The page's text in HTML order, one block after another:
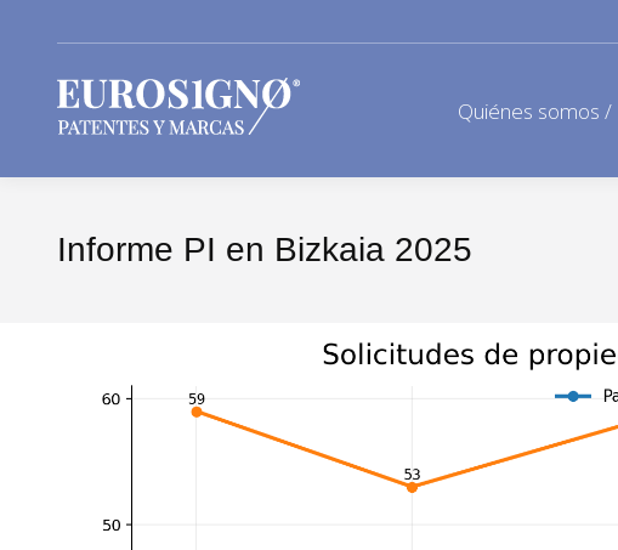
Quiénes somos /
Informe PI en Bizkaia 2025